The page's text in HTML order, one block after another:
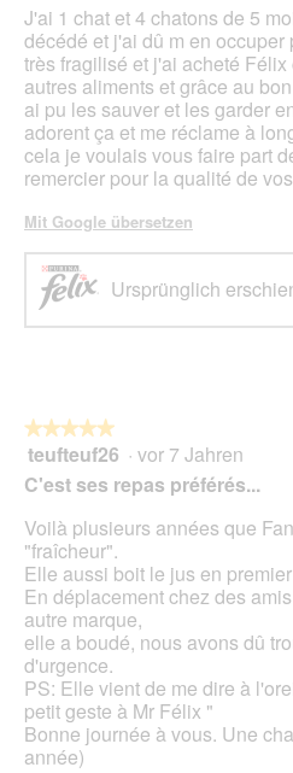
Sternen.
J'ai 1 chat et 4 chatons de 5
décédé et j'ai dû m en
très fragilisé et j'ai acheté
autres aliments et grâce au
ai pu les sauver et les garder
adorent ça et me réclame à
cela je voulais vous faire part
remercier pour la qualité de
Mit Google übersetzen
Ursprünglich
★★★★★
★★★★★
5
von
Sternen.
teufteuf26 · vor 7 Jahren
C'est ses repas préférés...
Voilà plusieurs années que
"fraîcheur".
Elle aussi boit le jus en
En déplacement chez des
autre marque,
elle a boudé, nous avons dû
d'urgence.
PS: Elle vient de me dire à
petit geste à Mr Félix "
Bonne journée à vous. Une
année)